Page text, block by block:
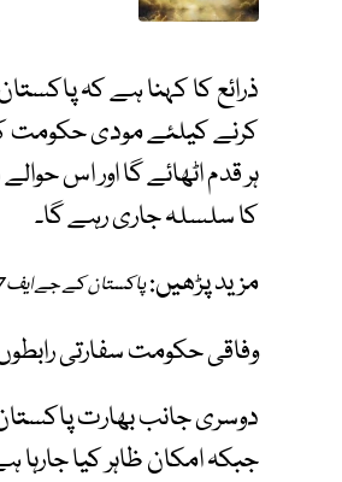
ذرائع کا کہنا ہے کہ
کرنے کیلئے مودی حکومت
ہر قدم اٹھائے گا اور اس
کا سلسلہ جاری رہے گا۔
مزید پڑھیں:پاکستان کے جے ایف 17 تھنڈر نے بھارت کا S-400 ایئر ڈیفنس سسٹم تباہ کر دیا
وفاقی حکومت سفارتی
دوسری جانب بھارت
جبکہ امکان ظاہر کیا